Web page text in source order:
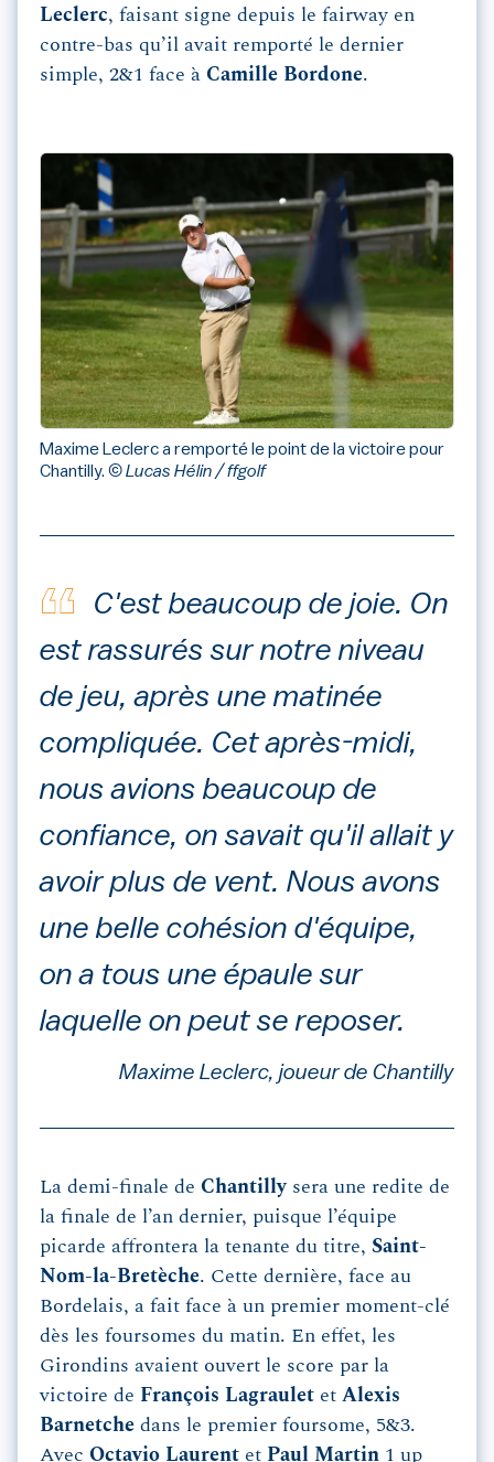
Leclerc, faisant signe depuis le fairway en
contre-bas qu’il avait remporté le dernier
simple, 2&1 face à Camille Bordone.
Maxime Leclerc a remporté le point de la victoire pour
Chantilly. © Lucas Hélin / ffgolf
C'est beaucoup de joie. On
est rassurés sur notre niveau
de jeu, après une matinée
compliquée. Cet après-midi,
nous avions beaucoup de
confiance, on savait qu'il allait y
avoir plus de vent. Nous avons
une belle cohésion d'équipe,
on a tous une épaule sur
laquelle on peut se reposer.
Maxime Leclerc, joueur de Chantilly
La demi-finale de Chantilly sera une redite de
la finale de l’an dernier, puisque l’équipe
picarde affrontera la tenante du titre, Saint-
Nom-la-Bretèche. Cette dernière, face au
Bordelais, a fait face à un premier moment-clé
dès les foursomes du matin. En effet, les
Girondins avaient ouvert le score par la
victoire de
François Lagraulet et Alexis
Barnetche dans le premier foursome, 5&3.
Avec Octavio Laurent et Paul Martin 1 up